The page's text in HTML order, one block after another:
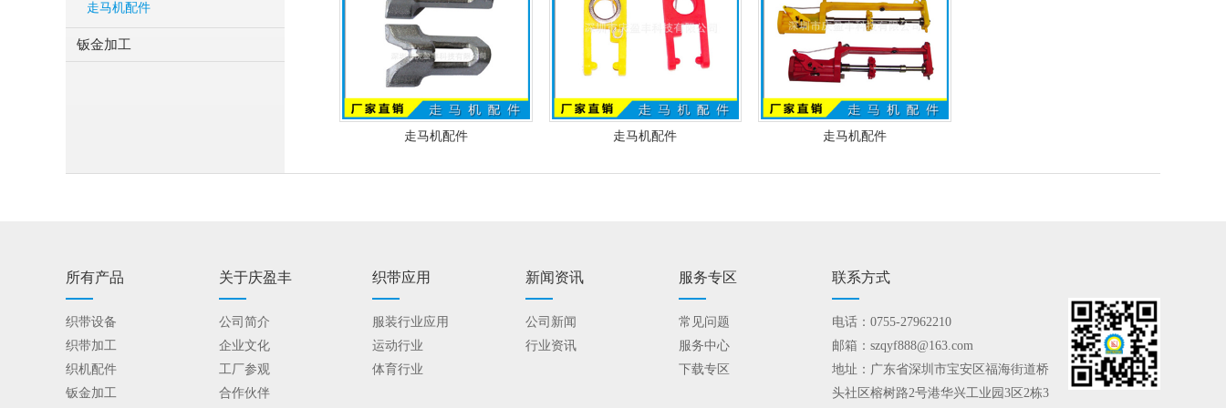
走马机配件 走马机配件 走马机配件
走马机配件
钣金加工
所有产品
织带设备
织带加工
织机配件
钣金加工
关于庆盈丰
公司简介
企业文化
工厂参观
合作伙伴
织带应用
服装行业应用
运动行业
体育行业
新闻资讯
公司新闻
行业资讯
服务专区
常见问题
服务中心
下载专区
联系方式
电话：0755-27962210
邮箱：szqyf888@163.com
地址：广东省深圳市宝安区福海街道桥
头社区榕树路2号港华兴工业园3区2栋3